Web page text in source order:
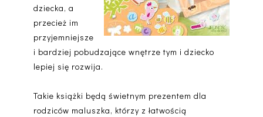
dziecka, a
przecież im
przyjemniejsze
i bardziej pobudzające wnętrze tym i dziecko
lepiej się rozwija.
Takie książki będą świetnym prezentem dla
rodziców maluszka, którzy z łatwością